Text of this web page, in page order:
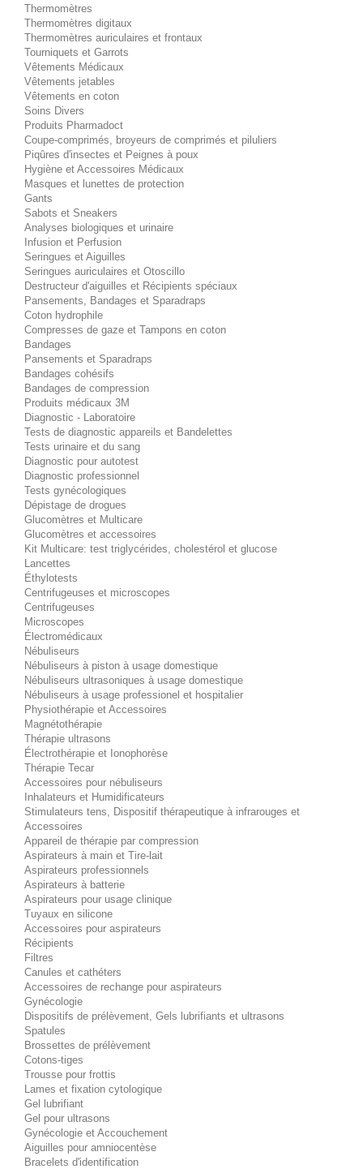
Thermomètres
Thermomètres digitaux
Thermomètres auriculaires et frontaux
Tourniquets et Garrots
Vêtements Médicaux
Vêtements jetables
Vêtements en coton
Soins Divers
Produits Pharmadoct
Coupe-comprimés, broyeurs de comprimés et piluliers
Piqûres d'insectes et Peignes à poux
Hygiène et Accessoires Médicaux
Masques et lunettes de protection
Gants
Sabots et Sneakers
Analyses biologiques et urinaire
Infusion et Perfusion
Seringues et Aiguilles
Seringues auriculaires et Otoscillo
Destructeur d'aiguilles et Récipients spéciaux
Pansements, Bandages et Sparadraps
Coton hydrophile
Compresses de gaze et Tampons en coton
Bandages
Pansements et Sparadraps
Bandages cohésifs
Bandages de compression
Produits médicaux 3M
Diagnostic - Laboratoire
Tests de diagnostic appareils et Bandelettes
Tests urinaire et du sang
Diagnostic pour autotest
Diagnostic professionnel
Tests gynécologiques
Dépistage de drogues
Glucomètres et Multicare
Glucomètres et accessoires
Kit Multicare: test triglycérides, cholestérol et glucose
Lancettes
Éthylotests
Centrifugeuses et microscopes
Centrifugeuses
Microscopes
Électromédicaux
Nébuliseurs
Nébuliseurs à piston à usage domestique
Nébuliseurs ultrasoniques à usage domestique
Nébuliseurs à usage professionel et hospitalier
Physiothérapie et Accessoires
Magnétothérapie
Thérapie ultrasons
Électrothérapie et Ionophorèse
Thérapie Tecar
Accessoires pour nébuliseurs
Inhalateurs et Humidificateurs
Stimulateurs tens, Dispositif thérapeutique à infrarouges et
Accessoires
Appareil de thérapie par compression
Aspirateurs à main et Tire-lait
Aspirateurs professionnels
Aspirateurs à batterie
Aspirateurs pour usage clinique
Tuyaux en silicone
Accessoires pour aspirateurs
Récipients
Filtres
Canules et cathéters
Accessoires de rechange pour aspirateurs
Gynécologie
Dispositifs de prélèvement, Gels lubrifiants et ultrasons
Spatules
Brossettes de prélèvement
Cotons-tiges
Trousse pour frottis
Lames et fixation cytologique
Gel lubrifiant
Gel pour ultrasons
Gynécologie et Accouchement
Aiguilles pour amniocentèse
Bracelets d'identification